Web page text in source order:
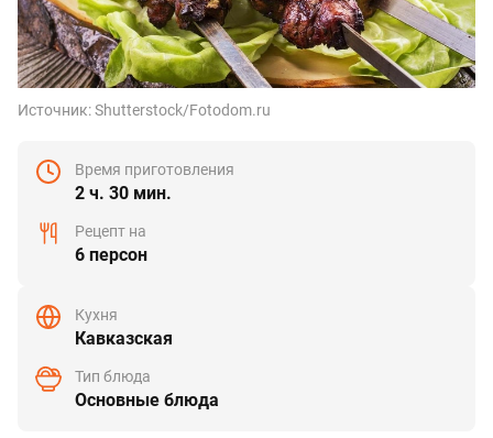
Источник:Shutterstock/Fotodom.ru
Время приготовления
2 ч. 30 мин.
Рецепт на
6 персон
Кухня
Кавказская
Тип блюда
Основные блюда